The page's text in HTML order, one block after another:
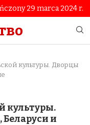
29 marca 2024 r.
культуры. Дворцы
культуры.
и